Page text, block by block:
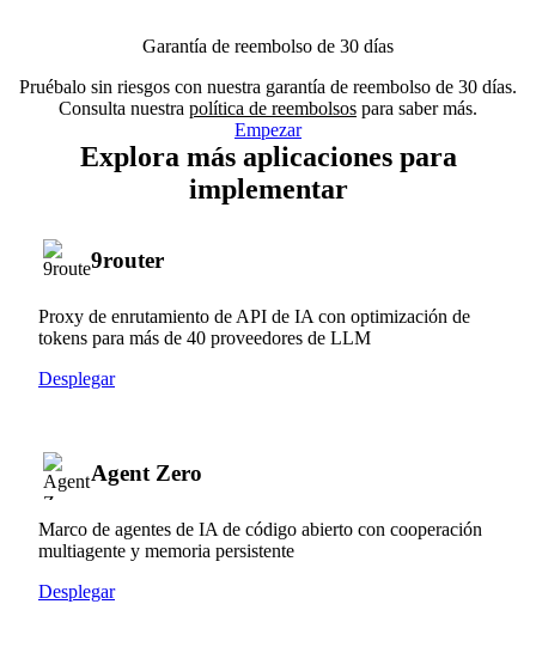
Garantía de reembolso de 30 días
Pruébalo sin riesgos con nuestra garantía de reembolso de 30 días.
Consulta nuestra política de reembolsos para saber más.
Empezar
Explora más aplicaciones para
implementar
9router
Proxy de enrutamiento de API de IA con optimización de
tokens para más de 40 proveedores de LLM
Desplegar
Agent Zero
Marco de agentes de IA de código abierto con cooperación
multiagente y memoria persistente
Desplegar